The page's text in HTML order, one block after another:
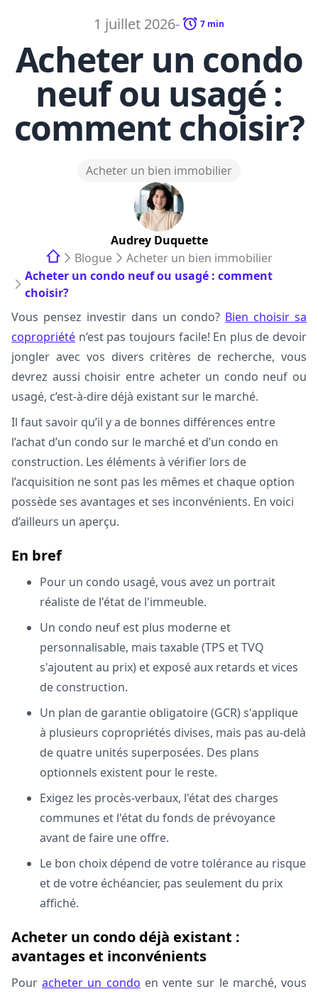
1 juillet 2026- 7 min
Acheter un condo
neuf ou usagé :
comment choisir?
Acheter un bien immobilier
Audrey Duquette
Blogue
Acheter un bien immobilier
Acheter un condo neuf ou usagé : comment
choisir?
Vous pensez investir dans un condo? Bien choisir sa
copropriété n’est pas toujours facile! En plus de devoir
jongler avec vos divers critères de recherche, vous
devrez aussi choisir entre acheter un condo neuf ou
usagé, c’est-à-dire déjà existant sur le marché.
Il faut savoir qu’il y a de bonnes différences entre
l’achat d’un condo sur le marché et d’un condo en
construction. Les éléments à vérifier lors de
l’acquisition ne sont pas les mêmes et chaque option
possède ses avantages et ses inconvénients. En voici
d’ailleurs un aperçu.
En bref
Pour un condo usagé, vous avez un portrait
réaliste de l'état de l'immeuble.
Un condo neuf est plus moderne et
personnalisable, mais taxable (TPS et TVQ
s'ajoutent au prix) et exposé aux retards et vices
de construction.
Un plan de garantie obligatoire (GCR) s'applique
à plusieurs copropriétés divises, mais pas au-delà
de quatre unités superposées. Des plans
optionnels existent pour le reste.
Exigez les procès-verbaux, l'état des charges
communes et l'état du fonds de prévoyance
avant de faire une offre.
Le bon choix dépend de votre tolérance au risque
et de votre échéancier, pas seulement du prix
affiché.
Acheter un condo déjà existant :
avantages et inconvénients
Pouracheter un condo en vente sur le marché, vous